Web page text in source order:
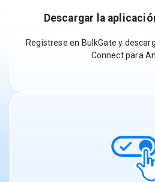
Descargar la
Regístrese en BulkGate y
Connect para